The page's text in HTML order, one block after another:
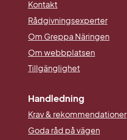
Kontakt
Rådgivningsexperter
Om Greppa Näringen
Om webbplatsen
Tillgänglighet
Handledning
Krav & rekommendationer
Goda råd på vägen